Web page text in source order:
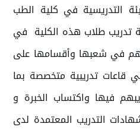
التدريسية في كلية الطب
تدريب طلاب هذه الكلية في
في شعبها وأقسامها على
قاعات تدريبية متخصصة بما
فيها واكتساب ‏الخبرة و
التدريب المعتمدة لدى